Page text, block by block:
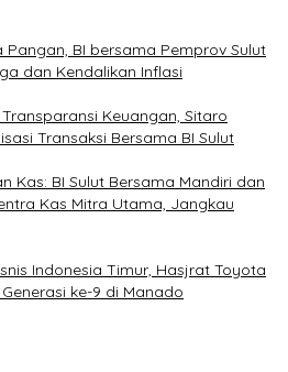
BI bersama Pemprov Sulut
dan Kendalikan Inflasi
Keuangan, Sitaro
Transaksi Bersama BI Sulut
Kas: BI Sulut Bersama Mandiri dan
Kas Mitra Utama, Jangkau
Indonesia Timur, Hasjrat Toyota
ke-9 di Manado